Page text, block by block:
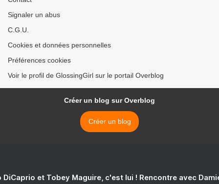
Signaler un abus
C.G.U.
Cookies et données personnelles
Préférences cookies
Voir le profil de GlossingGirl sur le portail Overblog
Créer un blog sur Overblog
Créer un blog
DiCaprio et Tobey Maguire, c'est lui ! Rencontre avec